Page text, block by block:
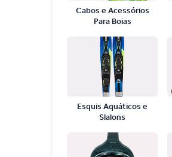
Cabos e Acessórios
Para Boias
Esquis Aquáticos e
Slalons